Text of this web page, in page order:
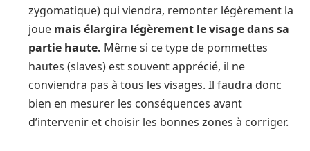
zygomatique) qui viendra, remonter légèrement la
joue mais élargira légèrement le visage dans sa
partie haute. Même si ce type de pommettes
hautes (slaves) est souvent apprécié, il ne
conviendra pas à tous les visages. Il faudra donc
bien en mesurer les conséquences avant
d’intervenir et choisir les bonnes zones à corriger.